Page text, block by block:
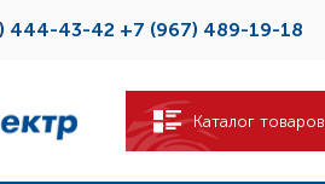
444-43-42 +7 (967) 489-19-18
Каталог товаров